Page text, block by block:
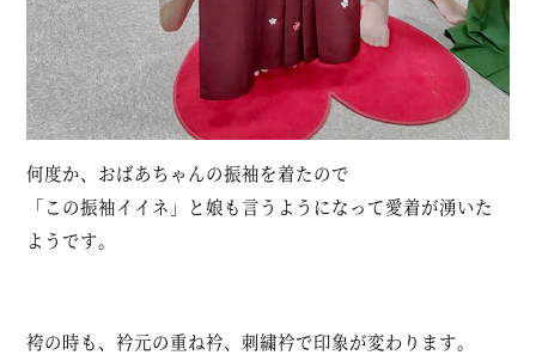
何度か、おばあちゃんの振袖を着たので
「この振袖イイネ」と娘も言うようになって愛着が湧いた
ようです。
袴の時も、衿元の重ね衿、刺繍衿で印象が変わります。